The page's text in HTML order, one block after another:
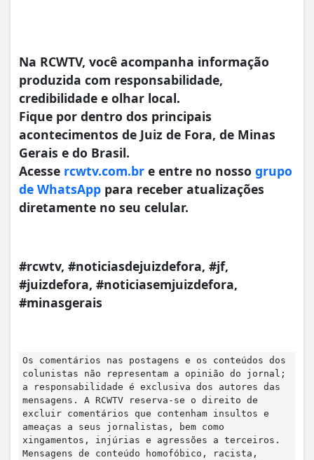
Na RCWTV, você acompanha informação
produzida com responsabilidade,
credibilidade e olhar local.
Fique por dentro dos principais
acontecimentos de Juiz de Fora, de Minas
Gerais e do Brasil.
Acesse rcwtv.com.br e entre no nosso grupo
de WhatsApp para receber atualizações
diretamente no seu celular.
#rcwtv, #noticiasdejuizdefora, #jf,
#juizdefora, #noticiasemjuizdefora,
#minasgerais
Os comentários nas postagens e os conteúdos dos
colunistas não representam a opinião do jornal;
a responsabilidade é exclusiva dos autores das
mensagens. A RCWTV reserva-se o direito de
excluir comentários que contenham insultos e
ameaças a seus jornalistas, bem como
xingamentos, injúrias e agressões a terceiros.
Mensagens de conteúdo homofóbico, racista,